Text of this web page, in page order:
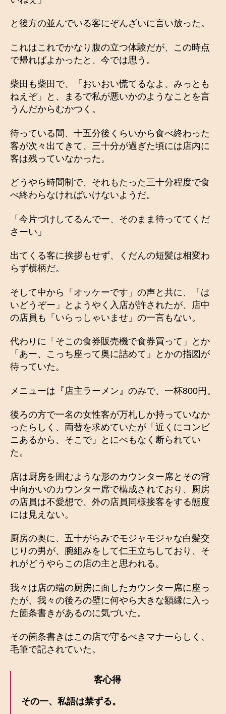
と後方の並んでいる客にぞんざいに言い放った。
これはこれでかなり腹の立つ体験だが、この時点
で帰ればよかったと、今では思う。
柴田も柴田で、「おいおい慌てるなよ、みっとも
ねえぞ」と、まるで私が悪いかのようなことを言
うんだからむかつく。
待っている間、十五分後くらいから食べ終わった
客が次々出てきて、三十分が過ぎた頃には店内に
客は残っていなかった。
どうやら時間制で、それもたった三十分程度で食
べ終わらなければいけないようだ。
「今片づけしてるんでー、そのまま待っててくだ
さーい」
出てくる客に挨拶もせず、くだんの短髪は相変わ
らず横柄だ。
そして中から「オッケーです」の声と共に、「は
いどうぞー」とようやく入店が許されたが、店中
の店員も「いらっしゃいませ」の一言もない。
代わりに「そこの食券販売機で食券買って」とか
「あー、こっち座って奥に詰めて」とかの指図が
待っていた。
メニューは『店主ラーメン』のみで、一杯800円。
後ろの方で一名の女性客が万札しか持っていなか
ったらしく、両替を求めていたが「近くにコンビ
ニあるから、そこで」とにべもなく断られてい
た。
店は厨房を囲むような形のカウンター席とその背
中向かいのカウンター席で構成されており、厨房
の店員は不愛想で、外の店員同様接客をする態度
には見えない。
厨房の奥に、五十がらみでモジャモジャな白髪交
じりの男が、腕組みをして仁王立ちしており、そ
れがどうやらこの店の主と思われる。
我々は店の端の厨房に面したカウンター席に座っ
たが、我々の後ろの壁に何やら大きな額縁に入っ
た箇条書きがあるのに気づいた。
その箇条書きはこの店で守るべきマナーらしく、
毛筆で記されていた。
客心得
その一、私語は禁ずる。